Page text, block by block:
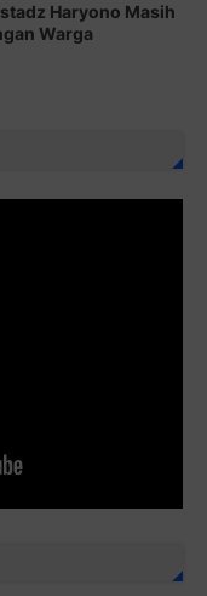
Haryono Masih
Warga